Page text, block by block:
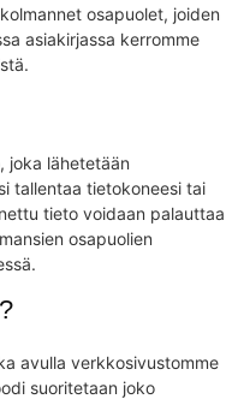
osapuolet, joiden
asiakirjassa kerromme
joka lähetetään
tallentaa tietokoneesi tai
tieto voidaan palauttaa
osapuolien
avulla verkkosivustomme
suoritetaan joko